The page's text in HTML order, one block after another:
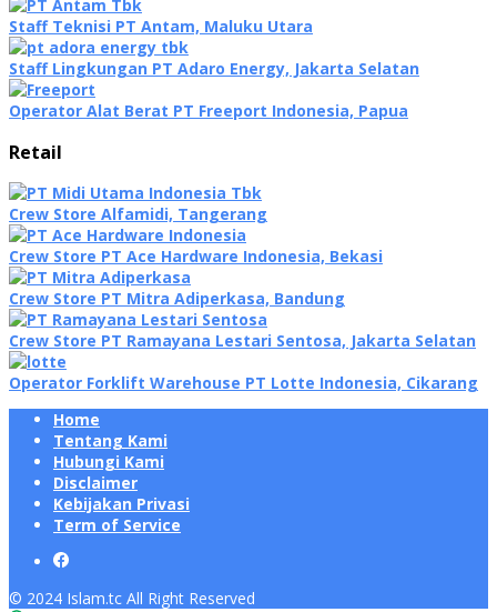
Staff Teknisi PT Antam, Maluku Utara
Staff Lingkungan PT Adaro Energy, Jakarta Selatan
Operator Alat Berat PT Freeport Indonesia, Papua
Retail
Crew Store Alfamidi, Tangerang
Crew Store PT Ace Hardware Indonesia, Bekasi
Crew Store PT Mitra Adiperkasa, Bandung
Crew Store PT Ramayana Lestari Sentosa, Jakarta Selatan
Operator Forklift Warehouse PT Lotte Indonesia, Cikarang
Home
Tentang Kami
Hubungi Kami
Disclaimer
Kebijakan Privasi
Term of Service
© 2024 Islam.tc All Right Reserved